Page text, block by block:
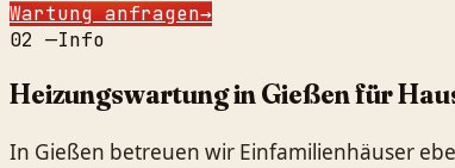
Wartung anfragen→
02 —Info
Heizungswartung in Gießen für
In Gießen betreuen wir Einfamilienhäuser